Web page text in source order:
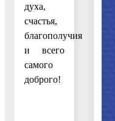
духа,
счастья,
благополучия
и всего
самого
доброго!